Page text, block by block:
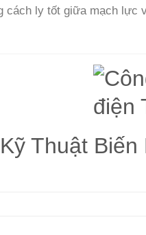
cách ly tốt giữa mạch lực
Thuật